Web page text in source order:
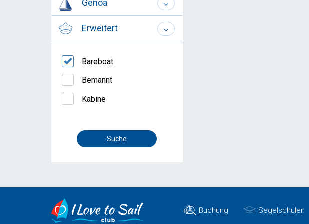
Genoa
Erweitert
Bareboat
Bemannt
Kabine
Buchung Segelschulen